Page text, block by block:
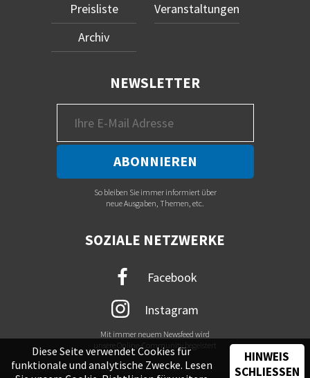
Preisliste
Archiv
Veranstaltungen
NEWSLETTER
So bleiben Sie immer informiert über
neue Ausgaben, Themen, etc.
SOZIALE NETZWERKE
Facebook
Instagram
Mit immer neuem Newsfeed wird
unsere Online-Community begeistert
Diese Seite verwendet Cookies für
funktionale und analytische Zwecke. Lesen
HINWEIS
SCHLIESSEN